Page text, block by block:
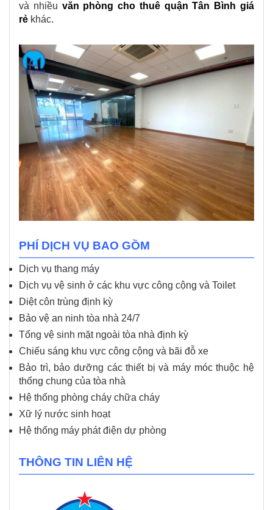
và nhiều văn phòng cho thuê quận Tân Bình giá
rẻ khác.
PHÍ DỊCH VỤ BAO GỒM
Dịch vụ thang máy
Dịch vụ vệ sinh ở các khu vực công cộng và Toilet
Diệt côn trùng định kỳ
Bảo vệ an ninh tòa nhà 24/7
Tổng vệ sinh mặt ngoài tòa nhà định kỳ
Chiếu sáng khu vực công cộng và bãi đỗ xe
Bảo trì, bảo dưỡng các thiết bị và máy móc thuộc hệ
thống chung của tòa nhà
Hệ thống phòng cháy chữa cháy
Xữ lý nước sinh hoạt
Hệ thống máy phát điện dự phòng
THÔNG TIN LIÊN HỆ